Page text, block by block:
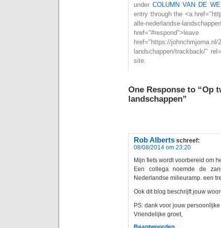
under COLUMN VAN DE
entry through the <a
alle-nederlandse-
href="https://johnchmjorna.nl/
landschappen/trackback/"
site.
One Response to “Op
landschappen”
Rob Alberts schreef:
08/08/2014 om 23:20
Mijn fiets wordt voorbereid om
Een collega noemde de
Nederlandse milieuramp. een
Ook dit blog beschrijft jouw
PS: dank voor jouw
Vriendelijke groet,